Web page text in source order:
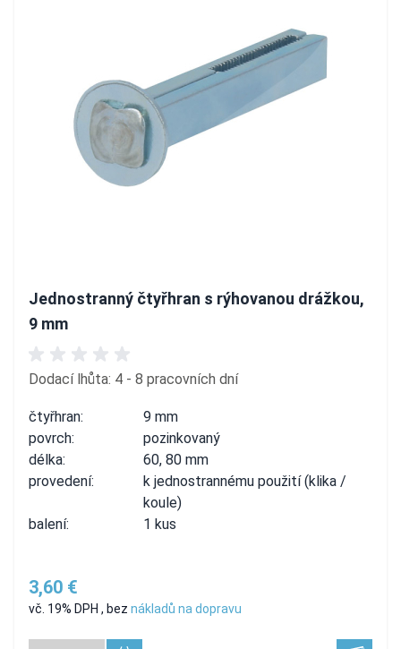
Jednostranný čtyřhran s rýhovanou drážkou,
9 mm
Dodací lhůta: 4 - 8 pracovních dní
čtyřhran:
9 mm
povrch:
pozinkovaný
délka:
60, 80 mm
provedení:
k jednostrannému použití (klika /
koule)
balení:
1 kus
3,60 €
vč. 19% DPH , bez nákladů na dopravu